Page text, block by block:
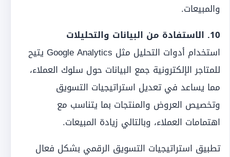
والمبيعات.
10. الاستفادة من البيانات والتحليلات
استخدام أدوات التحليل مثل Google Analytics يتيح
للمتاجر الإلكترونية جمع البيانات حول سلوك العملاء،
مما يساعد في تعديل استراتيجيات التسويق
وتخصيص العروض والمنتجات بما يتناسب مع
اهتمامات العملاء، وبالتالي زيادة المبيعات.
تطبيق استراتيجيات التسويق الرقمي بشكل فعال